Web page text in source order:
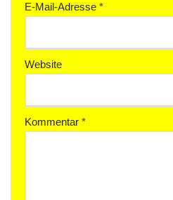
E-Mail-Adresse *
Website
Kommentar *